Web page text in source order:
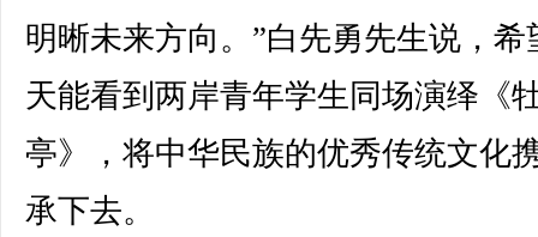
明晰未来方向。”白先勇先生说，希
天能看到两岸青年学生同场演绎《
亭》，将中华民族的优秀传统文化
承下去。